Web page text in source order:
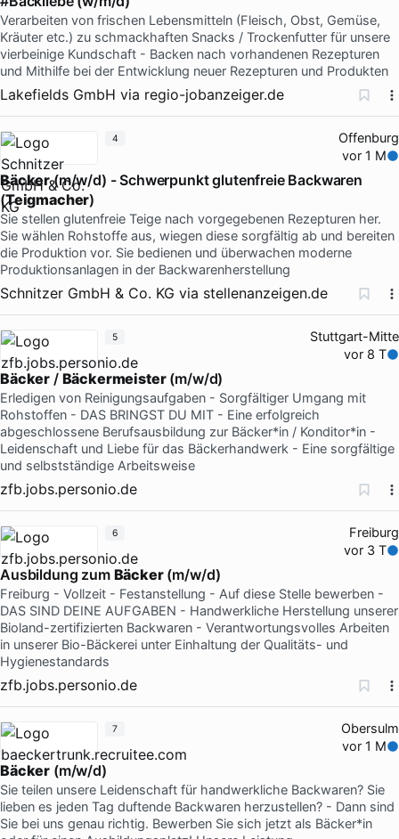
Verarbeiten von frischen Lebensmitteln (Fleisch, Obst, Gemüse,
Kräuter etc.) zu schmackhaften Snacks / Trockenfutter für unsere
vierbeinige Kundschaft - Backen nach vorhandenen Rezepturen
und Mithilfe bei der Entwicklung neuer Rezepturen und Produkten
Lakefields GmbH via regio-jobanzeiger.de
Offenburg
vor 1 M
Bäcker(m/w/d) - Schwerpunkt glutenfreie Backwaren
(Teigmacher)
Sie stellen glutenfreie Teige nach vorgegebenen Rezepturen her.
Sie wählen Rohstoffe aus, wiegen diese sorgfältig ab und bereiten
die Produktion vor. Sie bedienen und überwachen moderne
Produktionsanlagen in der Backwarenherstellung
Schnitzer GmbH & Co. KG via stellenanzeigen.de
4
Stuttgart-Mitte
vor 8 T
Bäcker / Bäckermeister(m/w/d)
Erledigen von Reinigungsaufgaben - Sorgfältiger Umgang mit
Rohstoffen - DAS BRINGST DU MIT - Eine erfolgreich
abgeschlossene Berufsausbildung zur Bäcker*in / Konditor*in -
Leidenschaft und Liebe für das Bäckerhandwerk - Eine sorgfältige
und selbstständige Arbeitsweise
zfb.jobs.personio.de
5
Freiburg
vor 3 T
Ausbildung zum Bäcker(m/w/d)
Freiburg - Vollzeit - Festanstellung - Auf diese Stelle bewerben -
DAS SIND DEINE AUFGABEN - Handwerkliche Herstellung unserer
Bioland-zertifizierten Backwaren - Verantwortungsvolles Arbeiten
in unserer Bio-Bäckerei unter Einhaltung der Qualitäts- und
Hygienestandards
zfb.jobs.personio.de
6
Obersulm
vor 1 M
Bäcker (m/w/d)
Sie teilen unsere Leidenschaft für handwerkliche Backwaren? Sie
lieben es jeden Tag duftende Backwaren herzustellen? - Dann sind
Sie bei uns genau richtig. Bewerben Sie sich jetzt als Bäcker*in
7